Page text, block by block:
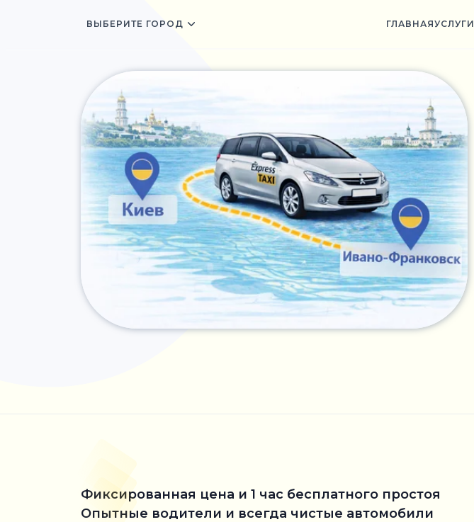
ВЫБЕРИТЕ ГОРОД ГЛАВНАЯУСЛУГИ
Фиксированная цена и 1 час бесплатного простоя
Опытные водители и всегда чистые автомобили